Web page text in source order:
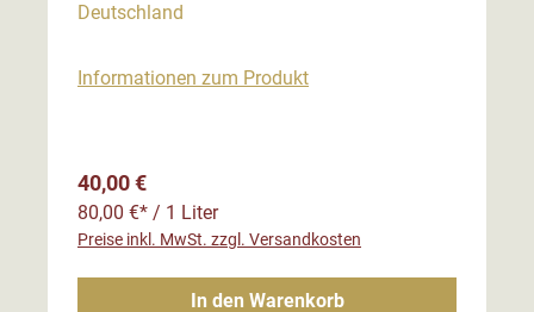
Deutschland
Informationen zum Produkt
Regulärer Preis:
40,00 €
80,00 €* / 1 Liter
Preise inkl. MwSt. zzgl. Versandkosten
In den Warenkorb